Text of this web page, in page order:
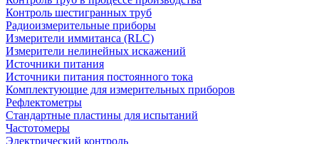
Контроль шестигранных труб
Радиоизмерительные приборы
Измерители иммитанса (RLC)
Измерители нелинейных искажений
Источники питания
Источники питания постоянного тока
Комплектующие для измерительных приборов
Рефлектометры
Стандартные пластины для испытаний
Частотомеры
Электрический контроль